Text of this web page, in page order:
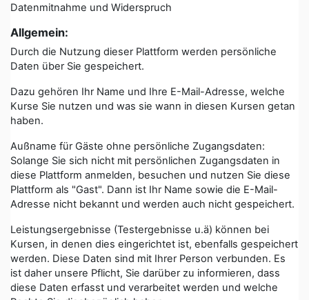
Datenmitnahme und Widerspruch
Allgemein:
Durch die Nutzung dieser Plattform werden persönliche
Daten über Sie gespeichert.
Dazu gehören Ihr Name und Ihre E-Mail-Adresse, welche
Kurse Sie nutzen und was sie wann in diesen Kursen getan
haben.
Außname für Gäste ohne persönliche Zugangsdaten:
Solange Sie sich nicht mit persönlichen Zugangsdaten in
diese Plattform anmelden, besuchen und nutzen Sie diese
Plattform als "Gast". Dann ist Ihr Name sowie die E-Mail-
Adresse nicht bekannt und werden auch nicht gespeichert.
Leistungsergebnisse (Testergebnisse u.ä) können bei
Kursen, in denen dies eingerichtet ist, ebenfalls gespeichert
werden. Diese Daten sind mit Ihrer Person verbunden. Es
ist daher unsere Pflicht, Sie darüber zu informieren, dass
diese Daten erfasst und verarbeitet werden und welche